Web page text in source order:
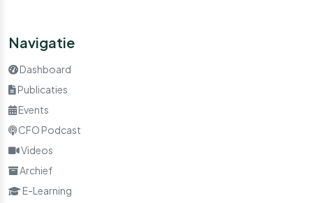
Navigatie
Dashboard
Publicaties
Events
CFO Podcast
Videos
Archief
E-Learning